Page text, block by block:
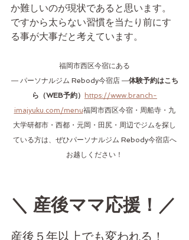
か難しいのが現状であると思います。
ですから太らない習慣を当たり前にす
る事が大事だと考えています。
福岡市西区今宿にある
― パーソナルジム Rebody今宿店 ―体験予約はこち
ら（WEB予約）
https://www.branch-
imajyuku.com/menu福岡市西区今宿・周船寺・九
大学研都市・西都・元岡・田尻・周辺でジムを探し
ている方は、ぜひパーソナルジム Rebody今宿店へ
お越しください！
＼ 産後ママ応援！／
産後５年以上でも変われる！